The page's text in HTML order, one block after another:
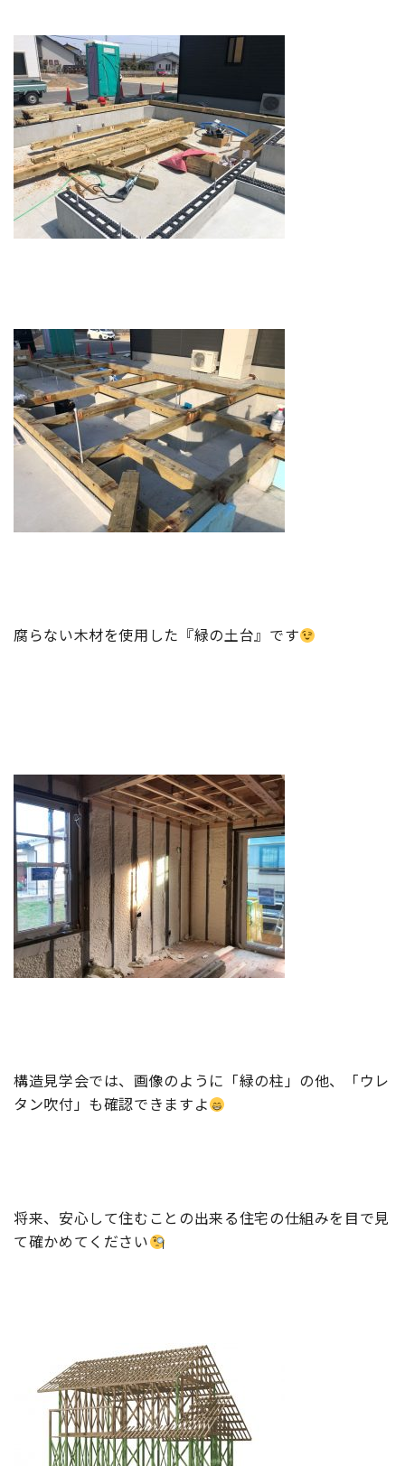
腐らない木材を使用した『緑の土台』です
構造見学会では、画像のように「緑の柱」の他、「ウレ
タン吹付」も確認できますよ
将来、安心して住むことの出来る住宅の仕組みを目で見
て確かめてください